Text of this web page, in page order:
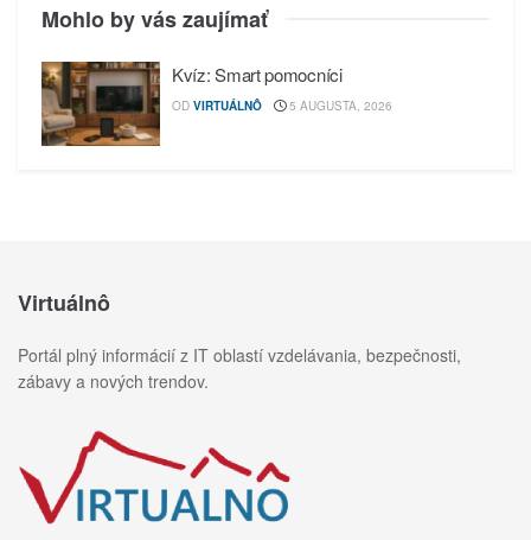
Mohlo by vás zaujímať
Kvíz: Smart pomocníci
OD VIRTUÁLNÔ 5 AUGUSTA, 2026
Virtuálnô
Portál plný informácií z IT oblastí vzdelávania, bezpečnosti,
zábavy a nových trendov.